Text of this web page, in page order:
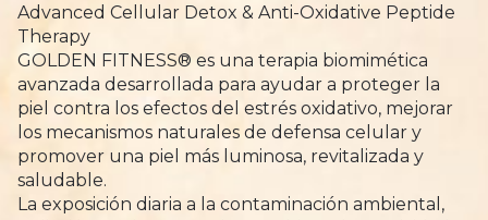
Advanced Cellular Detox & Anti-Oxidative Peptide
Therapy
GOLDEN FITNESS® es una terapia biomimética
avanzada desarrollada para ayudar a proteger la
piel contra los efectos del estrés oxidativo, mejorar
los mecanismos naturales de defensa celular y
promover una piel más luminosa, revitalizada y
saludable.
La exposición diaria a la contaminación ambiental,